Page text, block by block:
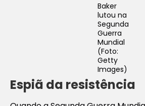
Baker
lutou na
Segunda
Guerra
Mundial
(Foto:
Getty
Images)
Espiã da resistência